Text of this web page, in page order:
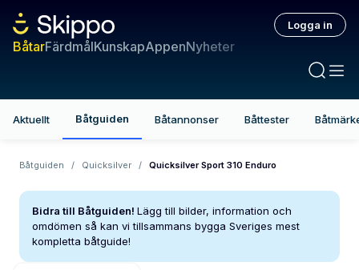
BåtarFärdmålKunskapAppenNyheter
Logga in
Aktuellt Båtguiden Båtannonser Båttester
Båtguiden / Quicksilver / Quicksilver Sport 310 Enduro
Bidra till Båtguiden! Lägg till bilder, information och
omdömen så kan vi tillsammans bygga Sveriges mest
kompletta båtguide!